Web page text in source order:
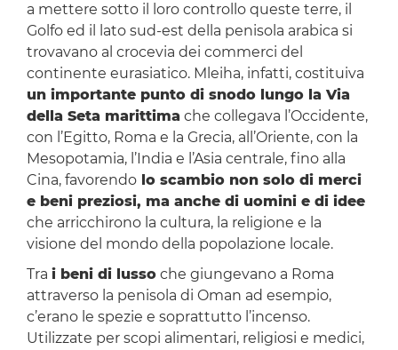
a mettere sotto il loro controllo queste terre, il
Golfo ed il lato sud-est della penisola arabica si
trovavano al crocevia dei commerci del
continente eurasiatico. Mleiha, infatti, costituiva
un importante punto di snodo lungo la Via
della Seta marittima che collegava l’Occidente,
con l’Egitto, Roma e la Grecia, all’Oriente, con la
Mesopotamia, l’India e l’Asia centrale, fino alla
Cina, favorendolo scambio non solo di merci
e beni preziosi, ma anche di uomini e di idee
che arricchirono la cultura, la religione e la
visione del mondo della popolazione locale.
Tra i beni di lussoche giungevano a Roma
attraverso la penisola di Oman ad esempio,
c’erano le spezie e soprattutto l’incenso.
Utilizzate per scopi alimentari, religiosi e medici,